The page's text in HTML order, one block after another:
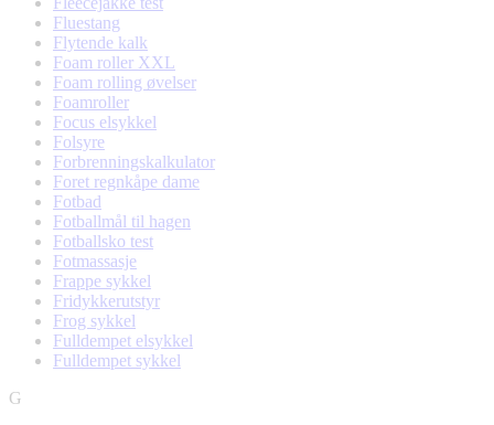
Fluestang
Flytende kalk
Foam roller XXL
Foam rolling øvelser
Foamroller
Focus elsykkel
Folsyre
Forbrenningskalkulator
Foret regnkåpe dame
Fotbad
Fotballmål til hagen
Fotballsko test
Fotmassasje
Frappe sykkel
Fridykkerutstyr
Frog sykkel
Fulldempet elsykkel
Fulldempet sykkel
G